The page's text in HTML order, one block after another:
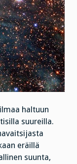
haltuun
suureilla.
eräillä
suunta,